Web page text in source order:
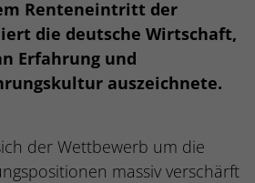
Renteneintritt der
die deutsche Wirtschaft,
Erfahrung und
auszeichnete.
der Wettbewerb um die
massiv verschärft